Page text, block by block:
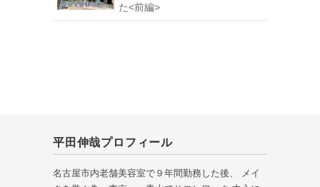
た<前編>
平田伸哉プロフィール
名古屋市内老舗美容室で９年間勤務した後、 メイ